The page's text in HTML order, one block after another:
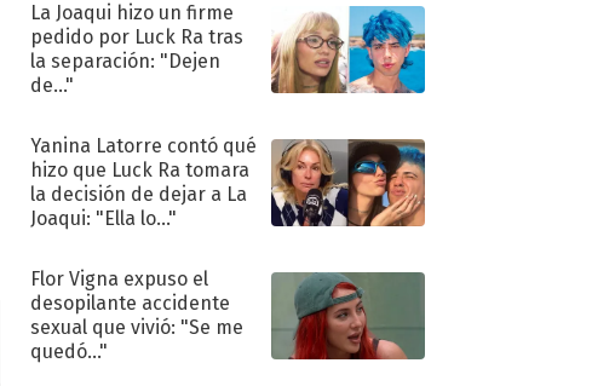
La Joaqui hizo un firme
pedido por Luck Ra tras
la separación: "Dejen
de..."
Yanina Latorre contó qué
hizo que Luck Ra tomara
la decisión de dejar a La
Joaqui: "Ella lo..."
Flor Vigna expuso el
desopilante accidente
sexual que vivió: "Se me
quedó..."